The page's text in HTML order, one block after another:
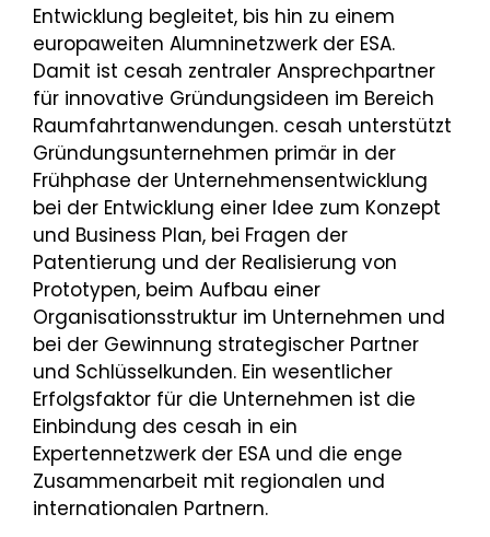
Entwicklung begleitet, bis hin zu einem
europaweiten Alumninetzwerk der ESA.
Damit ist cesah zentraler Ansprechpartner
für innovative Gründungsideen im Bereich
Raumfahrtanwendungen. cesah unterstützt
Gründungsunternehmen primär in der
Frühphase der Unternehmensentwicklung
bei der Entwicklung einer Idee zum Konzept
und Business Plan, bei Fragen der
Patentierung und der Realisierung von
Prototypen, beim Aufbau einer
Organisationsstruktur im Unternehmen und
bei der Gewinnung strategischer Partner
und Schlüsselkunden. Ein wesentlicher
Erfolgsfaktor für die Unternehmen ist die
Einbindung des cesah in ein
Expertennetzwerk der ESA und die enge
Zusammenarbeit mit regionalen und
internationalen Partnern.